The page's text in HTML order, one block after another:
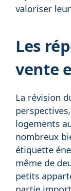
valoriser
Les
vente
La révision
logements
nombreux
étiquette
même de
petits